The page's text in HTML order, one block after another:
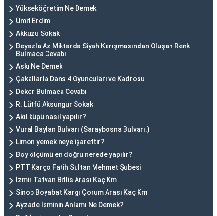
Yükseköğretim Ne Demek
Ümit Erdim
Akkuzu Sokak
Beyazla Az Miktarda Siyah Karışmasından Oluşan Renk
Bulmaca Cevabı
Askı Ne Demek
Çakallarla Dans 4 Oyuncuları ve Kadrosu
Dekor Bulmaca Cevabı
R. Lütfü Aksungur Sokak
Akıl küpü nasıl yapılır?
Vural Baylan Bulvarı (Saraybosna Bulvarı.)
Limon yemek neye işarettir?
Boy ölçümü en doğru nerede yapılır?
PTT Kargo Fatih Sultan Mehmet Şubesi
İzmir Tatvan Bitlis Arası Kaç Km
Sinop Boyabat Kargı Çorum Arası Kaç Km
Ayzade İsminin Anlamı Ne Demek?